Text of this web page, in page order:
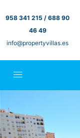
958 341 215 / 688 90
46 49
info@propertyvillas.es